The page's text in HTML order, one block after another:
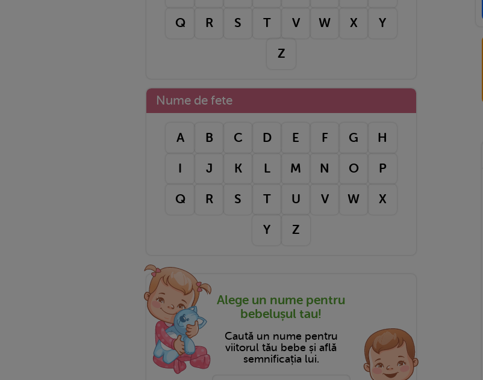
Q R S T V W X Y
Z
Nume de fete
A B C D E F G H
I J K L M N O P
Q R S T U V W X
Y Z
Alege un nume pentru
bebelușul tau!
Caută un nume pentru
viitorul tău bebe și află
semnificația lui.